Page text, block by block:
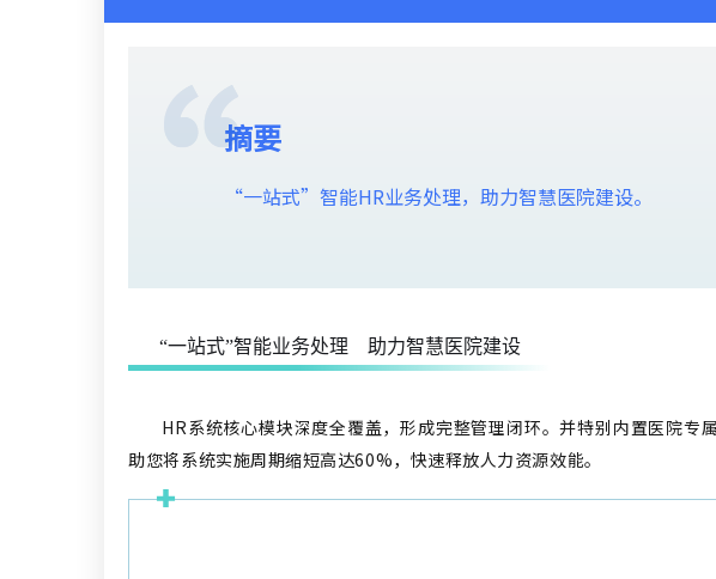
摘要
“一站式”智能HR业务处理，助力智慧医院建设。
“一站式”智能业务处理 助力智慧医院建设
HR系统核心模块深度全覆盖，形成完整管理闭环。并特别内置医院专
助您将系统实施周期缩短高达60%，快速释放人力资源效能。